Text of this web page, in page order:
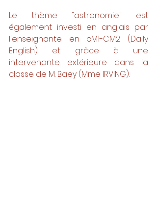
Le thème "astronomie" est
également investi en anglais par
l'enseignante en cM1-CM2 (Daily
English) et grâce à une
intervenante extérieure dans la
classe de M. Baey (Mme IRVING).